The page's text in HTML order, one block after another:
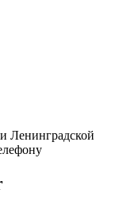
Ленинградской